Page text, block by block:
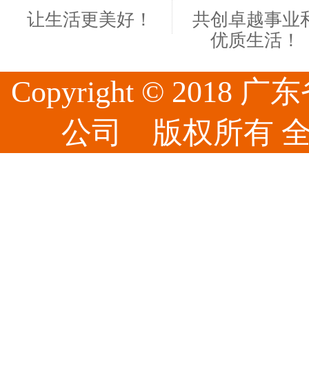
让生活更美好！
共创卓越事业
优质生活！
Copyright © 2018 广
公司 版权所有